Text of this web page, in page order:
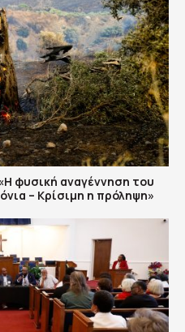
φυσική αναγέννηση του
– Κρίσιμη η πρόληψη»